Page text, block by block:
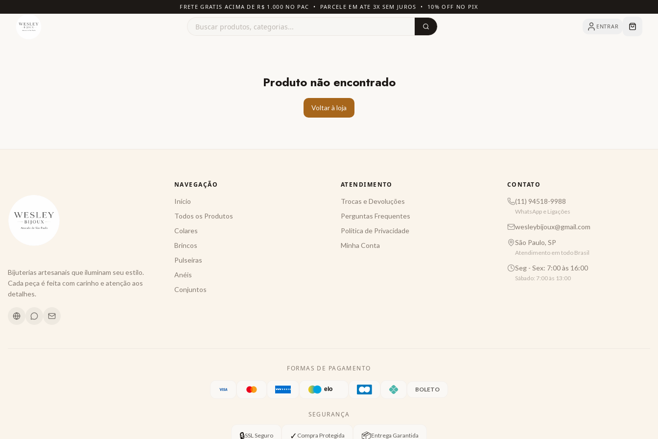
FRETE GRATIS ACIMA DE R$ 1.000 NO PAC • PARCELE EM ATE 3X SEM JUROS • 10% OFF NO PIX
ENTRAR
Produto não encontrado
Voltar à loja
Bijuterias artesanais que iluminam seu estilo.
Cada peça é feita com carinho e atenção aos
detalhes.
NAVEGAÇÃO
Início
Todos os Produtos
Colares
Brincos
Pulseiras
Anéis
Conjuntos
ATENDIMENTO
Trocas e Devoluções
Perguntas Frequentes
Política de Privacidade
Minha Conta
CONTATO
(11) 94518-9988
WhatsApp e Ligações
wesleybijoux@gmail.com
São Paulo, SP
Atendimento em todo Brasil
Seg - Sex: 7:00 às 16:00
Sábado: 7:00 às 13:00
FORMAS DE PAGAMENTO
BOLETO
SEGURANÇA
🔒SSL Seguro ✓ Compra Protegida 📦Entrega Garantida